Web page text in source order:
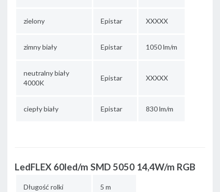
zielony Epistar XXXXX
zimny biały Epistar 1050 lm/m
neutralny biały
4000K
Epistar XXXXX
ciepły biały Epistar 830 lm/m
LedFLEX 60led/m SMD 5050 14,4W/m RGB
Długość rolki 5 m